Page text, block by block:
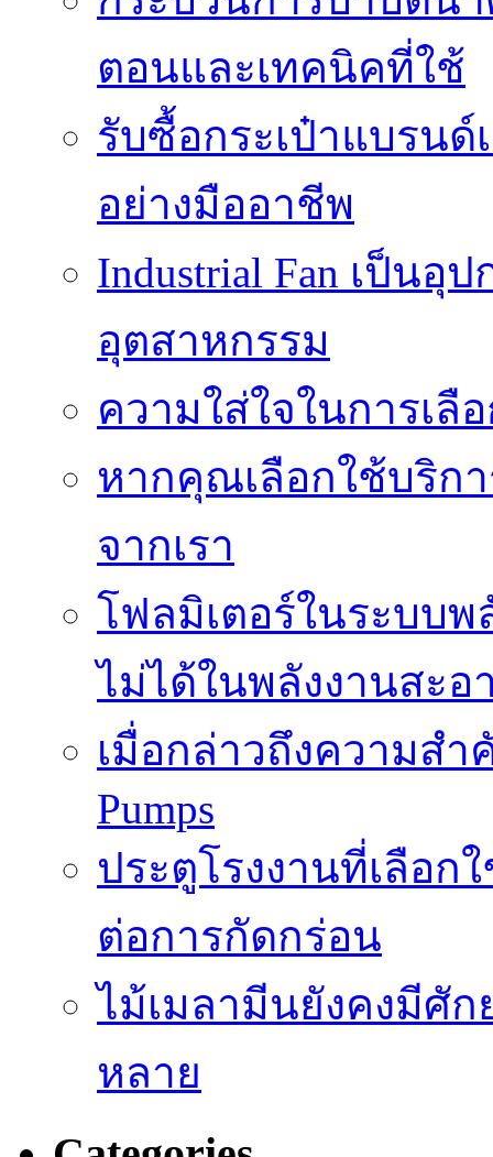
ตอนและเทคนิคที่ใช้
รับซื้อกระเป๋าแบรนด์
อย่างมืออาชีพ
Industrial Fan เป็น
อุตสาหกรรม
ความใส่ใจในการเ
หากคุณเลือกใช้บริก
จากเรา
โฟลมิเตอร์ในระบบ
ไม่ได้ในพลังงานสะอ
เมื่อกล่าวถึงความสำ
Pumps
ประตูโรงงานที่เลือ
ต่อการกัดกร่อน
ไม้เมลามีนยังคงมีศั
หลาย